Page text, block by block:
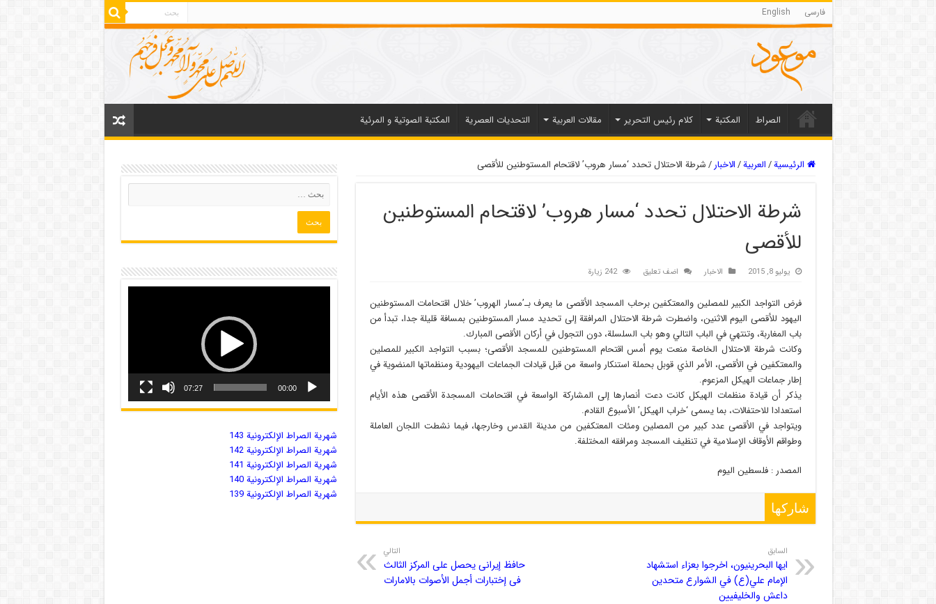
فارسی English
الصراط المکتبة كلام رئيس التحرير مقالات العربیة التحديات العصرية المكتبة الصوتية و المرئية
الرئيسية/العربیة/الاخبار /شرطة الاحتلال تحدد ‘مسار هروب’ لاقتحام المستوطنين للأقصى
شرطة الاحتلال تحدد ‘مسار هروب’ لاقتحام المستوطنين
للأقصى
يوليو 8, 2015 الاخبار اضف تعليق 242 زيارة
فرض التواجد الكبير للمصلين والمعتكفين برحاب المسجد الأقصى ما يعرف بـ’مسار الهروب’ خلال اقتحامات المستوطنين
اليهود للأقصى اليوم الاثنين، واضطرت شرطة الاحتلال المرافقة إلى تحديد مسار المستوطنين بمسافة قليلة جدا، تبدأ من
باب المغاربة، وتنتهي في الباب التالي وهو باب السلسلة، دون التجول في أركان الأقصى المبارك.
وكانت شرطة الاحتلال الخاصة منعت يوم أمس اقتحام المستوطنين للمسجد الأقصى؛ بسبب التواجد الكبير للمصلين
والمعتكفين في الأقصى، الأمر الذي قوبل بحملة استنكار واسعة من قبل قيادات الجماعات اليهودية ومنظماتها المنضوية في
إطار جماعات الهيكل المزعوم.
يذكر أن قيادة منظمات الهيكل كانت دعت أنصارها إلى المشاركة الواسعة في اقتحامات المسجدة الأقصى هذه الأيام
استعدادا للاحتفالات، بما يسمى ‘خراب الهيكل’ الأسبوع القادم.
ويتواجد في الأقصى عدد كبير من المصلين ومئات المعتكفين من مدينة القدس وخارجها، فيما نشطت اللجان العاملة
وطواقم الأوقاف الإسلامية في تنظيف المسجد ومرافقه المختلفة.
المصدر : فلسطین الیوم
شاركها
السابق
ايها البحرينيون، اخرجوا بعزاء استشهاد
الإمام علي(ع) في الشوارع متحدين
داعش والخليفيين
التالي
حافظ إیرانی یحصل علی المرکز الثالث
فی إختبارات أجمل الأصوات بالامارات
00:00
07:27
شهریة الصراط الإلكترونية 143
شهریة الصراط الإلكترونية 142
شهریة الصراط الإلكترونية 141
شهریة الصراط الإلكترونية 140
شهریة الصراط الإلكترونية 139